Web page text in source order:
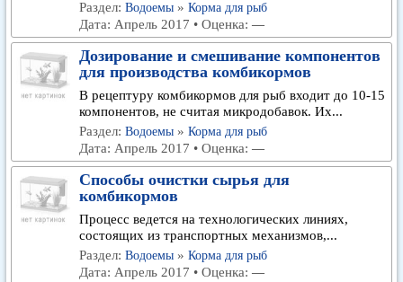
Раздел: Водоемы » Корма для рыб
Дата: Апрель 2017 • Оценка: —
Дозирование и смешивание компонентов
для производства комбикормов
В рецептуру комбикормов для рыб входит до 10-15
компонентов, не считая микродобавок. Их...
Раздел: Водоемы » Корма для рыб
Дата: Апрель 2017 • Оценка: —
Способы очистки сырья для
комбикормов
Процесс ведется на технологических линиях,
состоящих из транспортных механизмов,...
Раздел: Водоемы » Корма для рыб
Дата: Апрель 2017 • Оценка: —